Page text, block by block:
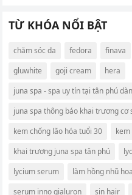
TỪ KHÓA NỔI BẬT
chăm sóc da fedora finava
gluwhite
goji cream
hera
juna spa - spa uy tín tại tân phú
juna spa thông báo khai trương cơ
kem chống lão hóa tuổi 30
khai trương juna spa tân phú
lycium serum
làm hồng nhũ hoa
serum inno gialuron
sin hair